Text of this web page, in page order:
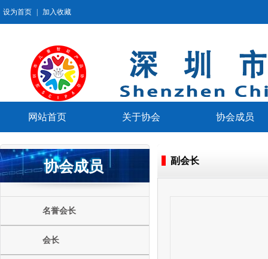
设为首页 加入收藏
网站首页 关于协会 协会成员
协会成员
名誉会长
会长
副会长